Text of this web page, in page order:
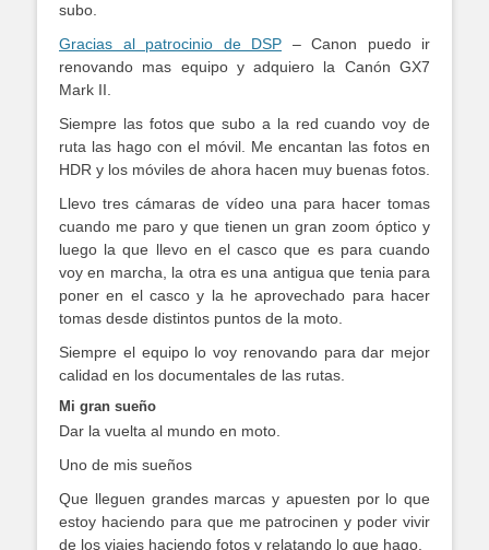
subo.
Gracias al patrocinio de DSP – Canon puedo ir
renovando mas equipo y adquiero la Canón GX7
Mark II.
Siempre las fotos que subo a la red cuando voy de
ruta las hago con el móvil. Me encantan las fotos en
HDR y los móviles de ahora hacen muy buenas fotos.
Llevo tres cámaras de vídeo una para hacer tomas
cuando me paro y que tienen un gran zoom óptico y
luego la que llevo en el casco que es para cuando
voy en marcha, la otra es una antigua que tenia para
poner en el casco y la he aprovechado para hacer
tomas desde distintos puntos de la moto.
Siempre el equipo lo voy renovando para dar mejor
calidad en los documentales de las rutas.
Mi gran sueño
Dar la vuelta al mundo en moto.
Uno de mis sueños
Que lleguen grandes marcas y apuesten por lo que
estoy haciendo para que me patrocinen y poder vivir
de los viajes haciendo fotos y relatando lo que hago.